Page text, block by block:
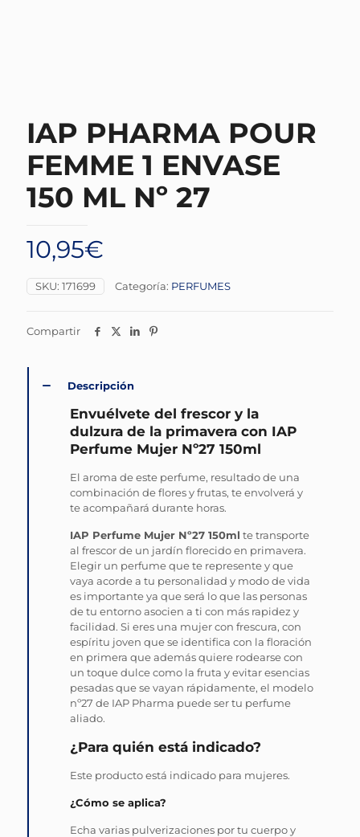
IAP PHARMA POUR
FEMME 1 ENVASE
150 ML Nº 27
10,95€
SKU: 171699 Categoría: PERFUMES
Compartir
Descripción
Envuélvete del frescor y la
dulzura de la primavera con IAP
Perfume Mujer Nº27 150ml
El aroma de este perfume, resultado de una
combinación de flores y frutas, te envolverá y
te acompañará durante horas.
IAP Perfume Mujer Nº27 150ml te transporte
al frescor de un jardín florecido en primavera.
Elegir un perfume que te represente y que
vaya acorde a tu personalidad y modo de vida
es importante ya que será lo que las personas
de tu entorno asocien a ti con más rapidez y
facilidad. Si eres una mujer con frescura, con
espíritu joven que se identifica con la floración
en primera que además quiere rodearse con
un toque dulce como la fruta y evitar esencias
pesadas que se vayan rápidamente, el modelo
nº27 de IAP Pharma puede ser tu perfume
aliado.
¿Para quién está indicado?
Este producto está indicado para mujeres.
¿Cómo se aplica?
Echa varias pulverizaciones por tu cuerpo y